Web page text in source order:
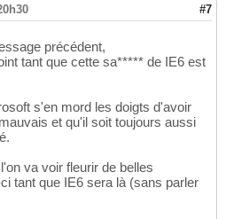
#7
précédent,
tant que cette sa***** de IE6 est
s'en mord les doigts d'avoir
et qu'il soit toujours aussi
va voir fleurir de belles
tant que IE6 sera là (sans parler